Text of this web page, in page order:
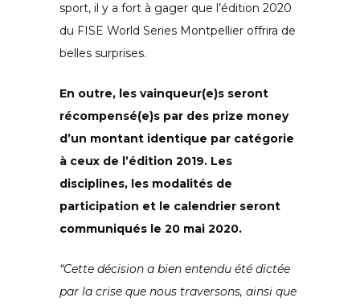
sport, il y a fort à gager que l’édition 2020
du FISE World Series Montpellier offrira de
belles surprises.
En outre, les vainqueur(e)s seront
récompensé(e)s par des prize money
d’un montant identique par catégorie
à ceux de l’édition 2019. Les
disciplines, les modalités de
participation et le calendrier seront
communiqués le 20 mai 2020.
“Cette décision a bien entendu été dictée
par la crise que nous traversons, ainsi que